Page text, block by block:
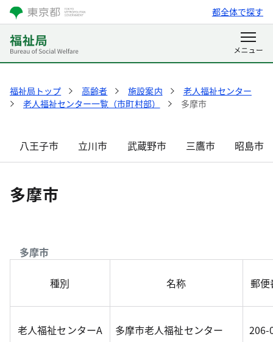
都全体で探す
福祉局トップ 高齢者 施設案内
老人福祉センター
老人福祉センター一覧（市町村部）
多摩市
八王子市 立川市 武蔵野市 三鷹市 昭島市
多摩市
多摩市
種別 名称 郵
老人福祉センターA 多摩市老人福祉センター 206-